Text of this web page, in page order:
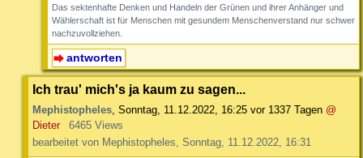
Das sektenhafte Denken und Handeln der Grünen und ihrer Anhänger und
Wählerschaft ist für Menschen mit gesundem Menschenverstand nur schwer
nachzuvollziehen.
antworten
Ich trau' mich's ja kaum zu sagen...
Mephistopheles, Sonntag, 11.12.2022, 16:25 vor 1337 Tagen @
Dieter
6465 Views
bearbeitet von Mephistopheles, Sonntag, 11.12.2022, 16:31